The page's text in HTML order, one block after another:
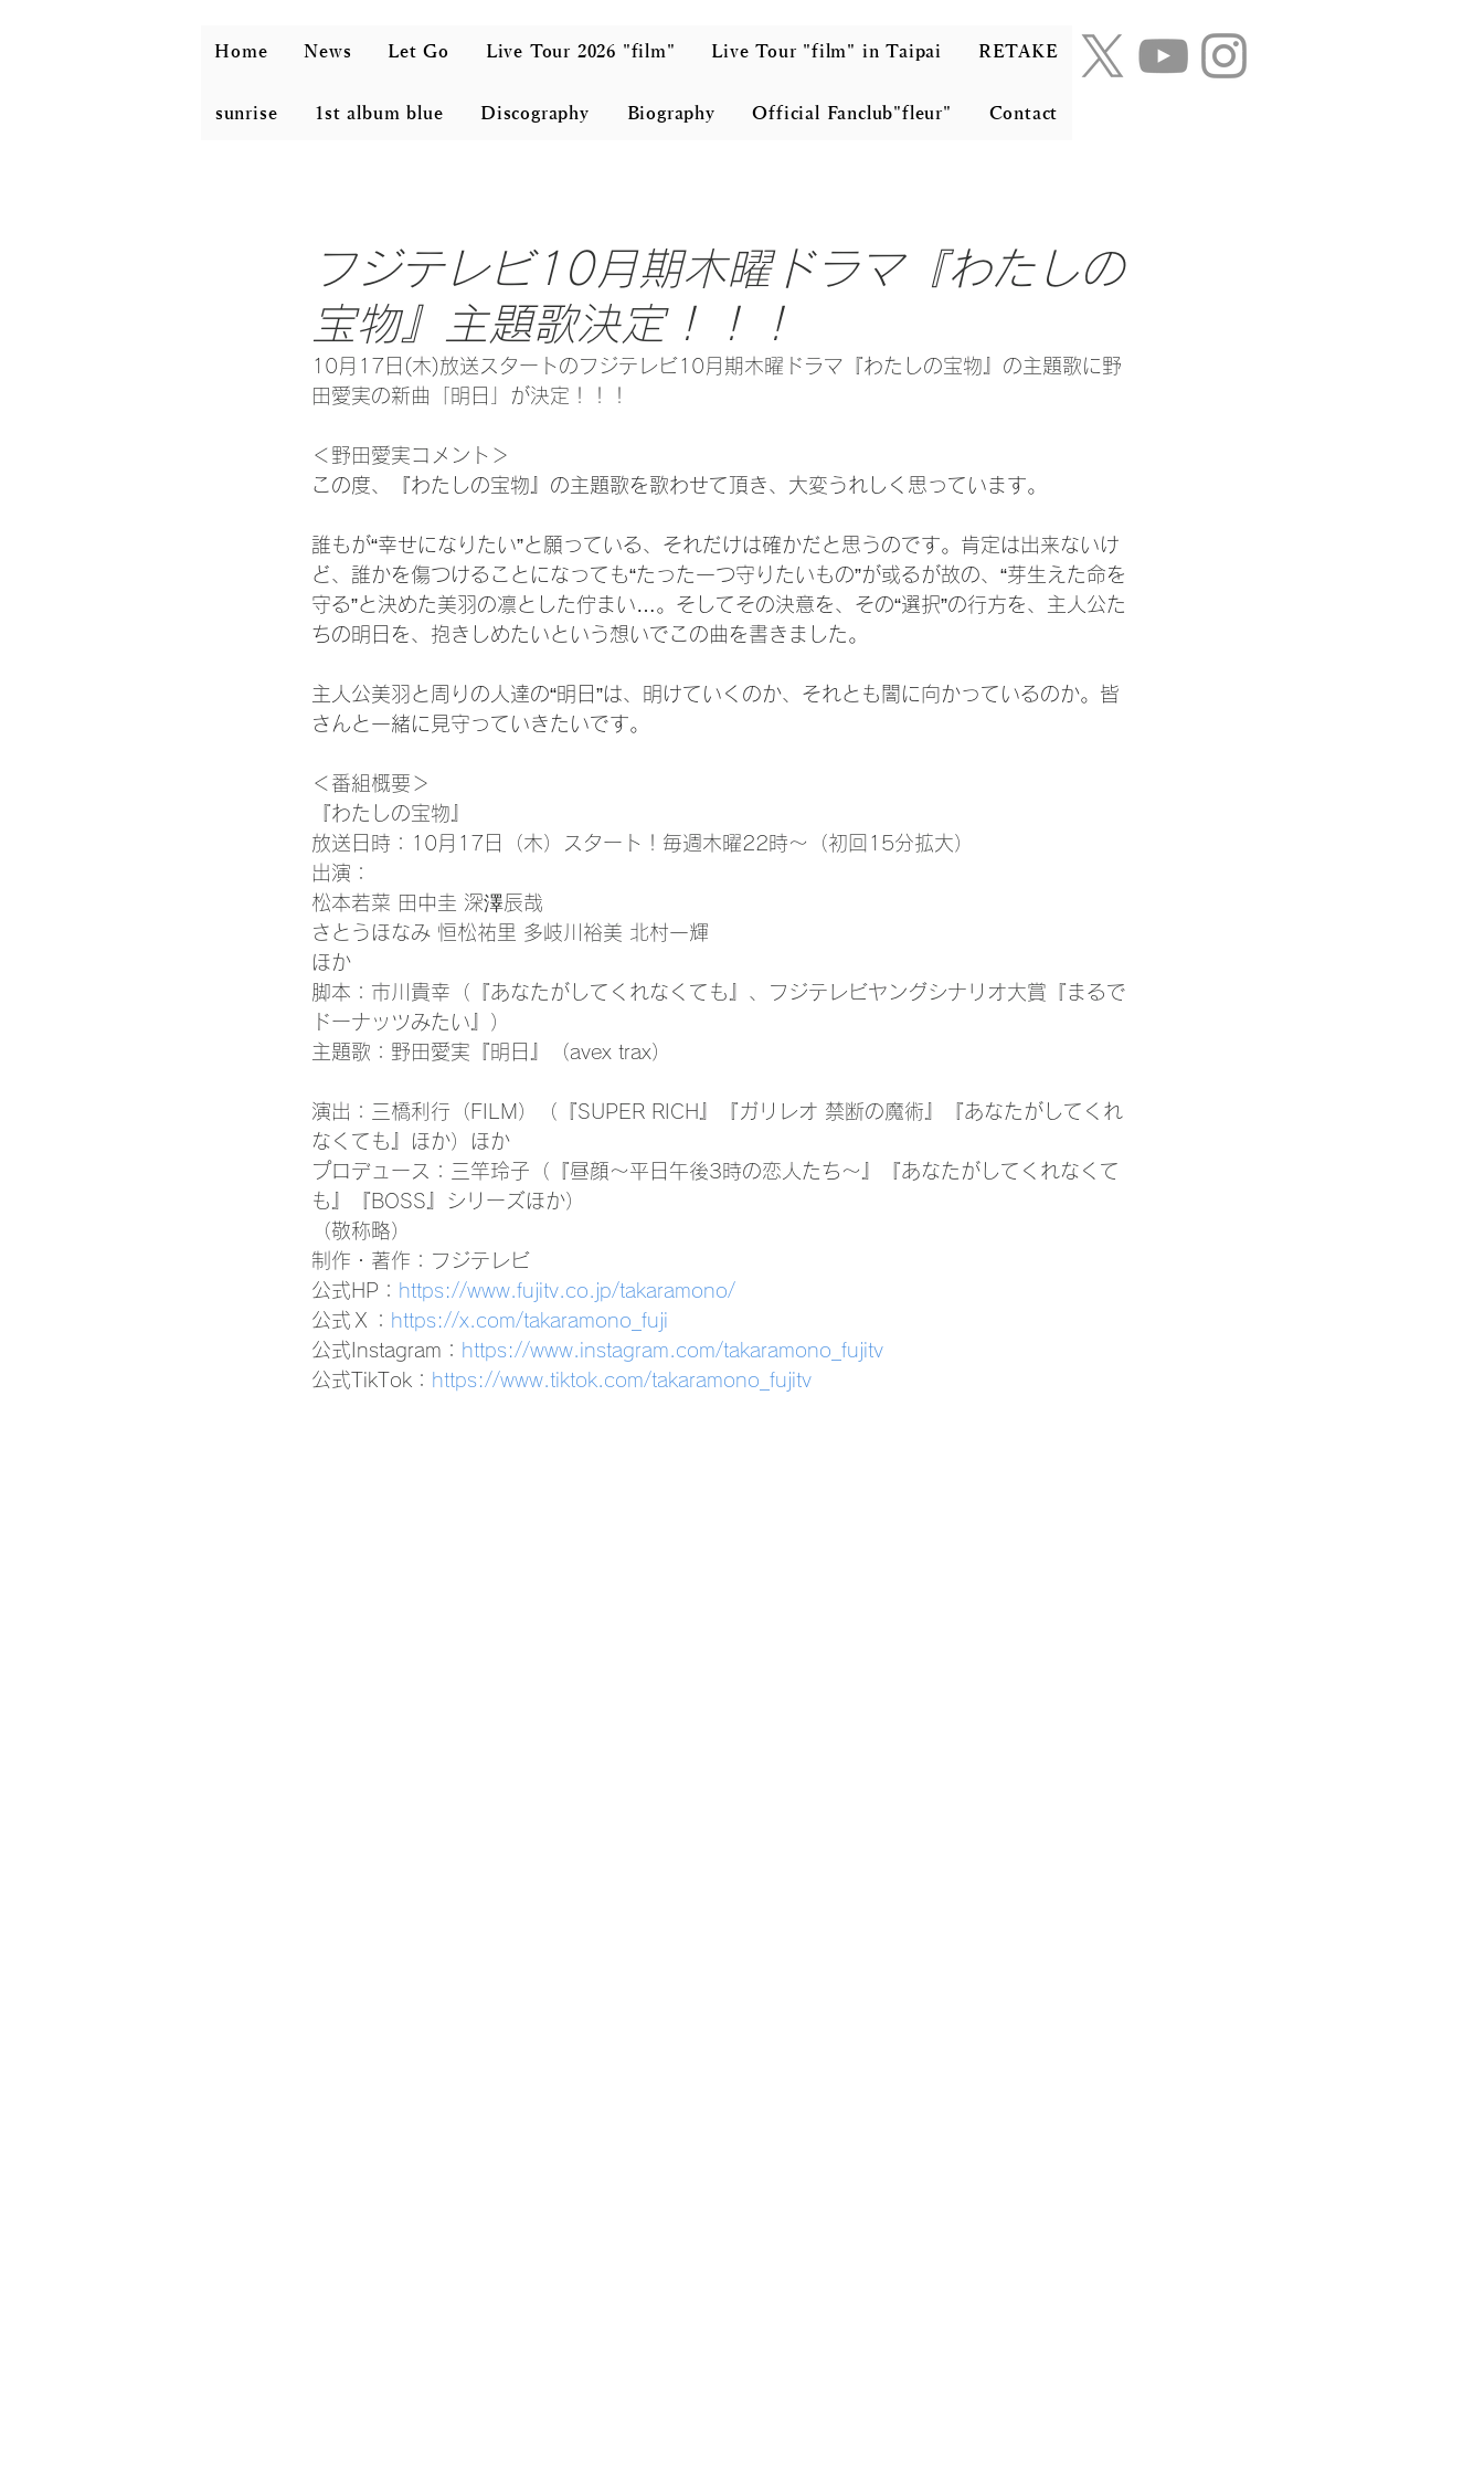
Home News Let Go Live Tour 2026 "film" Live Tour "film" in Taipai RETAKE
sunrise 1st album blue Discography Biography Official Fanclub"fleur" Contact
フジテレビ10月期木曜ドラマ『わたしの
宝物』主題歌決定！！！
10月17日(木)放送スタートのフジテレビ10月期木曜ドラマ『わたしの宝物』の主題歌に野
田愛実の新曲「明日」が決定！！！
＜ 野田愛実コメント ＞
この度、『わたしの宝物』の主題歌を歌わせて頂き、大変うれしく思っています。
誰もが“幸せになりたい”と願っている、それだけは確かだと思うのです。肯定は出来ないけ
ど、誰かを傷つけることになっても“たった一つ守りたいもの”が或るが故の、“芽生えた命を
守る”と決めた美羽の凛とした佇まい…。そしてその決意を、その“選択”の行方を、主人公た
ちの明日を、抱きしめたいという想いでこの曲を書きました。
主人公美羽と周りの人達の“明日”は、明けていくのか、それとも闇に向かっているのか。皆
さんと一緒に見守っていきたいです。
＜番組概要＞
『わたしの宝物』
放送日時：10月17日（木）スタート！毎週木曜22時～（初回15分拡大）
出演：
松本若菜 田中圭 深澤辰哉
さとうほなみ 恒松祐里 多岐川裕美 北村一輝
ほか
脚本：市川貴幸（『あなたがしてくれなくても』、フジテレビヤングシナリオ大賞『まるで
ドーナッツみたい』）
主題歌：野田愛実『明日』（avex trax）
演出：三橋利行（FILM）（『SUPER RICH』『ガリレオ 禁断の魔術』『あなたがしてくれ
なくても』ほか）ほか
プロデュース：三竿玲子（『昼顔～平日午後3時の恋人たち～』『あなたがしてくれなくて
も』『BOSS』シリーズほか）
（敬称略）
制作・著作：フジテレビ
公式HP： https://www.fujitv.co.jp/takaramono/
公式Ｘ： https://x.com/takaramono_fuji
公式Instagram： https://www.instagram.com/takaramono_fujitv
公式TikTok： https://www.tiktok.com/takaramono_fujitv